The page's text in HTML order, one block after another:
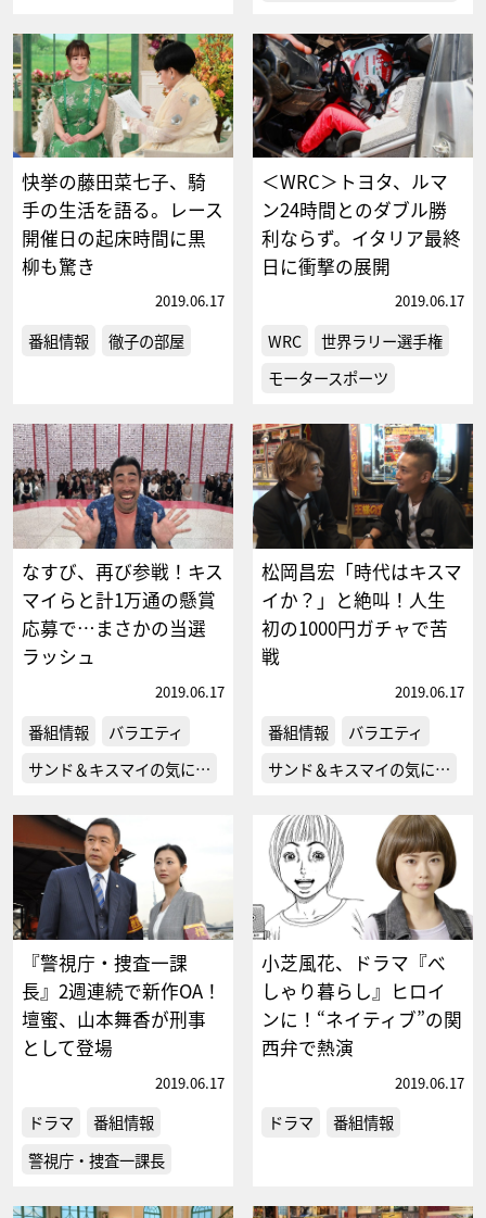
快挙の藤田菜七子、騎
手の生活を語る。レース
開催日の起床時間に黒
柳も驚き
2019.06.17
番組情報 徹子の部屋
＜WRC＞トヨタ、ルマ
ン24時間とのダブル勝
利ならず。イタリア最終
日に衝撃の展開
2019.06.17
WRC
世界ラリー選手権
モータースポーツ
なすび、再び参戦！キス
マイらと計1万通の懸賞
応募で…まさかの当選
ラッシュ
2019.06.17
番組情報
バラエティ
サンド＆キスマイの気に…
松岡昌宏「時代はキスマ
イか？」と絶叫！人生
初の1000円ガチャで苦
戦
2019.06.17
番組情報
バラエティ
サンド＆キスマイの気に…
『警視庁・捜査一課
長』2週連続で新作OA！
壇蜜、山本舞香が刑事
として登場
2019.06.17
ドラマ
番組情報
警視庁・捜査一課長
小芝風花、ドラマ『べ
しゃり暮らし』ヒロイ
ンに！“ネイティブ”の関
西弁で熱演
2019.06.17
ドラマ 番組情報